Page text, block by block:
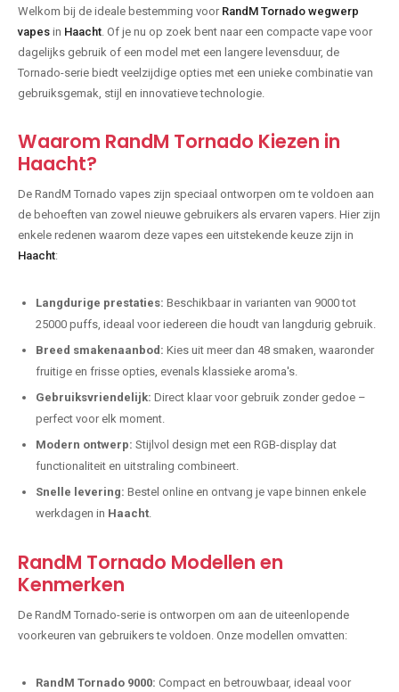
Welkom bij de ideale bestemming voor RandM Tornado wegwerp
vapes in Haacht . Of je nu op zoek bent naar een compacte vape voor
dagelijks gebruik of een model met een langere levensduur, de
Tornado-serie biedt veelzijdige opties met een unieke combinatie van
gebruiksgemak, stijl en innovatieve technologie.
Waarom RandM Tornado Kiezen in
Haacht?
De RandM Tornado vapes zijn speciaal ontworpen om te voldoen aan
de behoeften van zowel nieuwe gebruikers als ervaren vapers. Hier zijn
enkele redenen waarom deze vapes een uitstekende keuze zijn in
Haacht:
Langdurige prestaties: Beschikbaar in varianten van 9000 tot
25000 puffs, ideaal voor iedereen die houdt van langdurig gebruik.
Breed smakenaanbod: Kies uit meer dan 48 smaken, waaronder
fruitige en frisse opties, evenals klassieke aroma's.
Gebruiksvriendelijk: Direct klaar voor gebruik zonder gedoe –
perfect voor elk moment.
Modern ontwerp: Stijlvol design met een RGB-display dat
functionaliteit en uitstraling combineert.
Snelle levering: Bestel online en ontvang je vape binnen enkele
werkdagen in Haacht
RandM Tornado Modellen en
Kenmerken
De RandM Tornado-serie is ontworpen om aan de uiteenlopende
voorkeuren van gebruikers te voldoen. Onze modellen omvatten:
RandM Tornado 9000: Compact en betrouwbaar, ideaal voor